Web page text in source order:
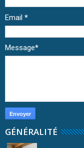
Email *
Message*
GÉNÉRALITÉ